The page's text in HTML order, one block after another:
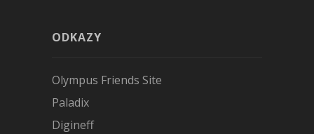
ODKAZY
Olympus Friends Site
Paladix
Digineff